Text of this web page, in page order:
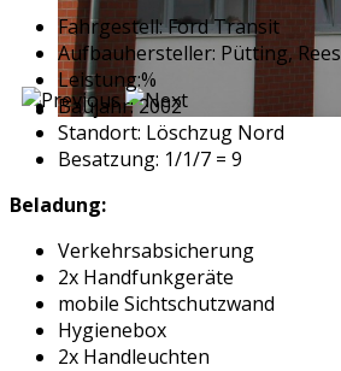
Fahrgestell: Ford Transit
Aufbauhersteller: Pütting, Rees
Leistung:%
Baujahr: 2002
Standort: Löschzug Nord
Besatzung: 1/1/7 = 9
Beladung:
Verkehrsabsicherung
2x Handfunkgeräte
mobile Sichtschutzwand
Hygienebox
2x Handleuchten